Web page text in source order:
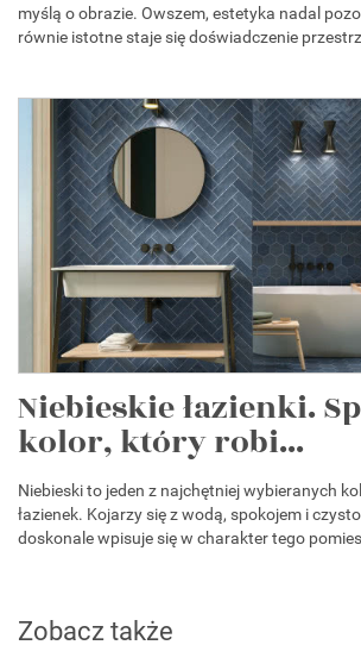
myślą o obrazie. Owszem, estetyka nadal
równie istotne staje się doświadczenie
Niebieskie łazienki.
kolor, który robi...
Niebieski to jeden z najchętniej wybieranych
łazienek. Kojarzy się z wodą, spokojem i
doskonale wpisuje się w charakter tego
Zobacz także